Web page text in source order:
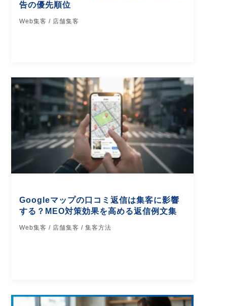
告の優先順位
Web集客 / 店舗集客
Googleマップの口コミ返信は集客に影響
する？MEO対策効果を高める返信例文集
Web集客 / 店舗集客 / 集客方法